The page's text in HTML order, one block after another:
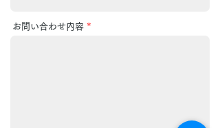
お問い合わせ内容 *